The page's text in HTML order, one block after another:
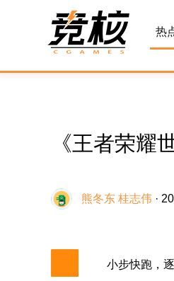
热
《王者荣耀
熊冬东 桂志伟 ·
小步快跑，